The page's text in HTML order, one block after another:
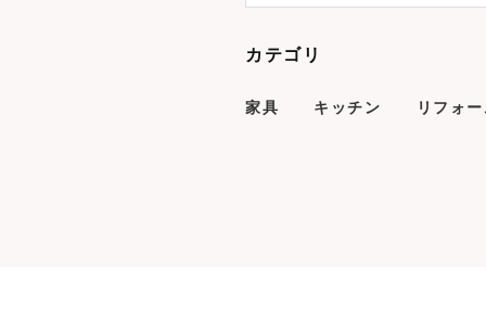
カテゴリ
家具 キッチン リフォ